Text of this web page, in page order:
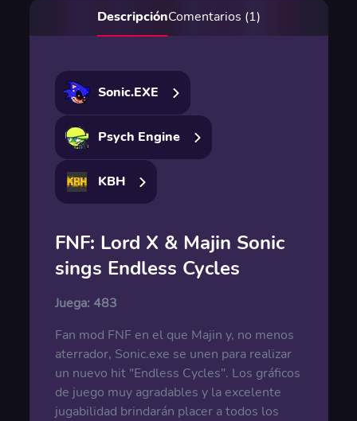
DescripciónComentarios (1)
Sonic.EXE
Psych Engine
KBH
FNF: Lord X & Majin Sonic
sings Endless Cycles
Juega: 483
Fan mod FNF en el que Majin y, no menos
aterrador, Sonic.exe se unen para realizar
un nuevo hit "Endless Cycles". Los gráficos
de juego muy agradables y la excelente
jugabilidad brindarán placer a todos los